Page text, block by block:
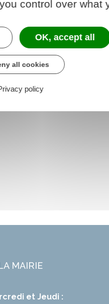
MAIRIE
et Jeudi :
control over what
OK, accept all
all cookies
policy